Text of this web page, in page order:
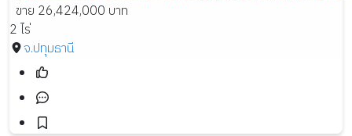
ขาย 26,424,000 บาท
2 ไร่
จ.ปทุมธานี